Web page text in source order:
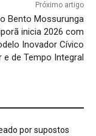
Próximo artigo
Bento Mossurunga
inicia 2026 com
Inovador Cívico
e de Tempo Integral
por supostos